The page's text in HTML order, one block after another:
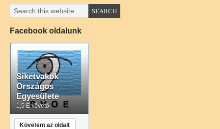
Facebook oldalunk
Siketvakok
Országos
Egyesülete
1,5 E követő
Követem az oldalt